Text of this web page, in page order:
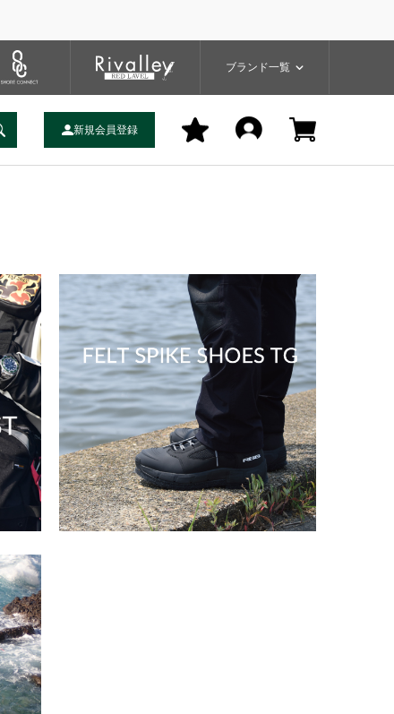
ブランド一覧
新規会員登録